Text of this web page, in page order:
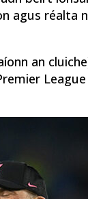
agus réalta
an